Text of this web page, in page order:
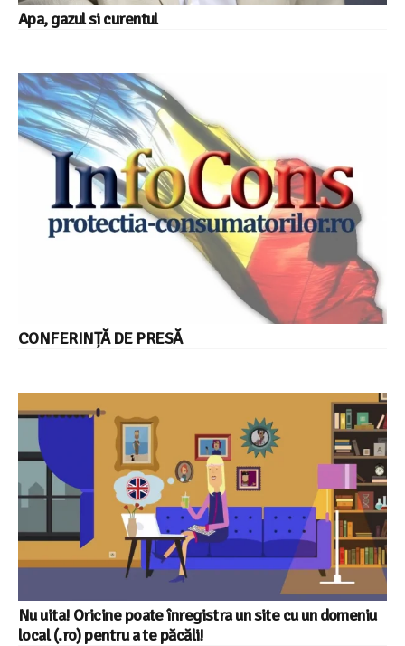
Apa, gazul si curentul
CONFERINȚĂ DE PRESĂ
Nu uita! Oricine poate înregistra un site cu un domeniu
local (.ro) pentru a te păcăli!